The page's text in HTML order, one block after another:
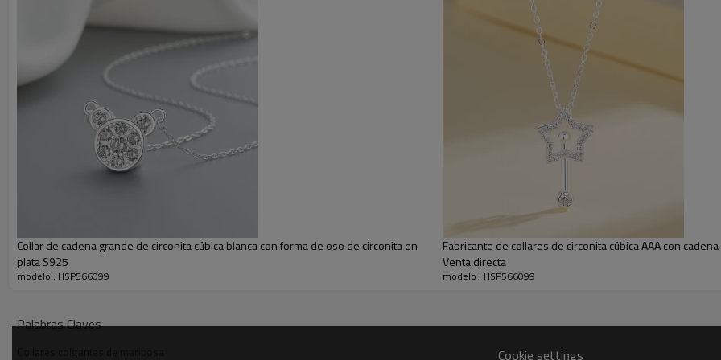
Sumérgete en el
mujeres de espíritu
¿Buscas un collar que sea tan único
de ley 925 está aquí para causar
mujer que ama destacarse con
Tanto si eres un minorista que se
-Exhibido en tiendas durante al
Collar de cadena grande de circonita cúbica blanca con forma de oso de circonita en
plata S925
modelo : HSP566099
Fabricante de collares de circonita cúbica AAA con
Venta directa
modelo : HSP566099
Palabras Claves
Cookie settings